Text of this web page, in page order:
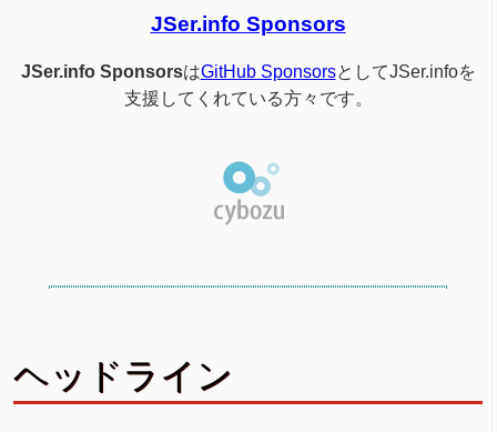
JSer.info Sponsors
JSer.info SponsorsはGitHub SponsorsとしてJSer.infoを
支援してくれている方々です。
ヘッドライン